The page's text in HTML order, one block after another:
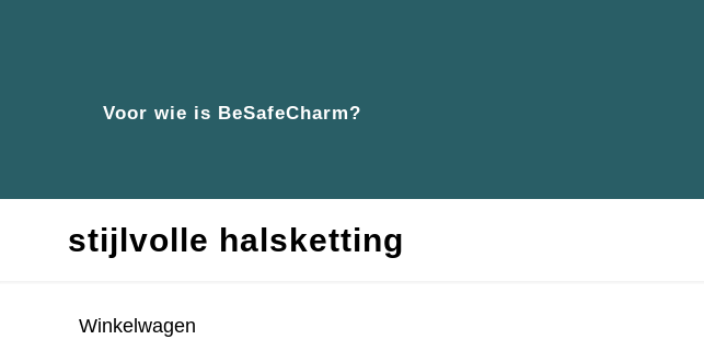
Voor wie is BeSafeCharm?
stijlvolle halsketting
Winkelwagen